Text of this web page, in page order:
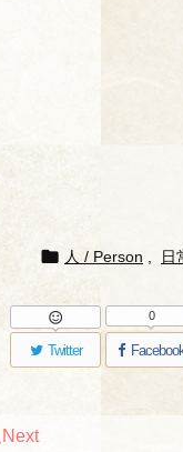
 人 / Person 日
Twitter
 0
Next